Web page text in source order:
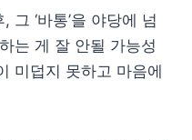
그 ‘바통’을 야당에 넘
는 게 잘 안될 가능성
미덥지 못하고 마음에